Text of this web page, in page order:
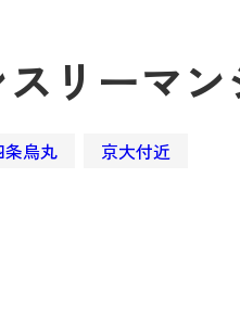
リーマン
条烏丸 京大付近